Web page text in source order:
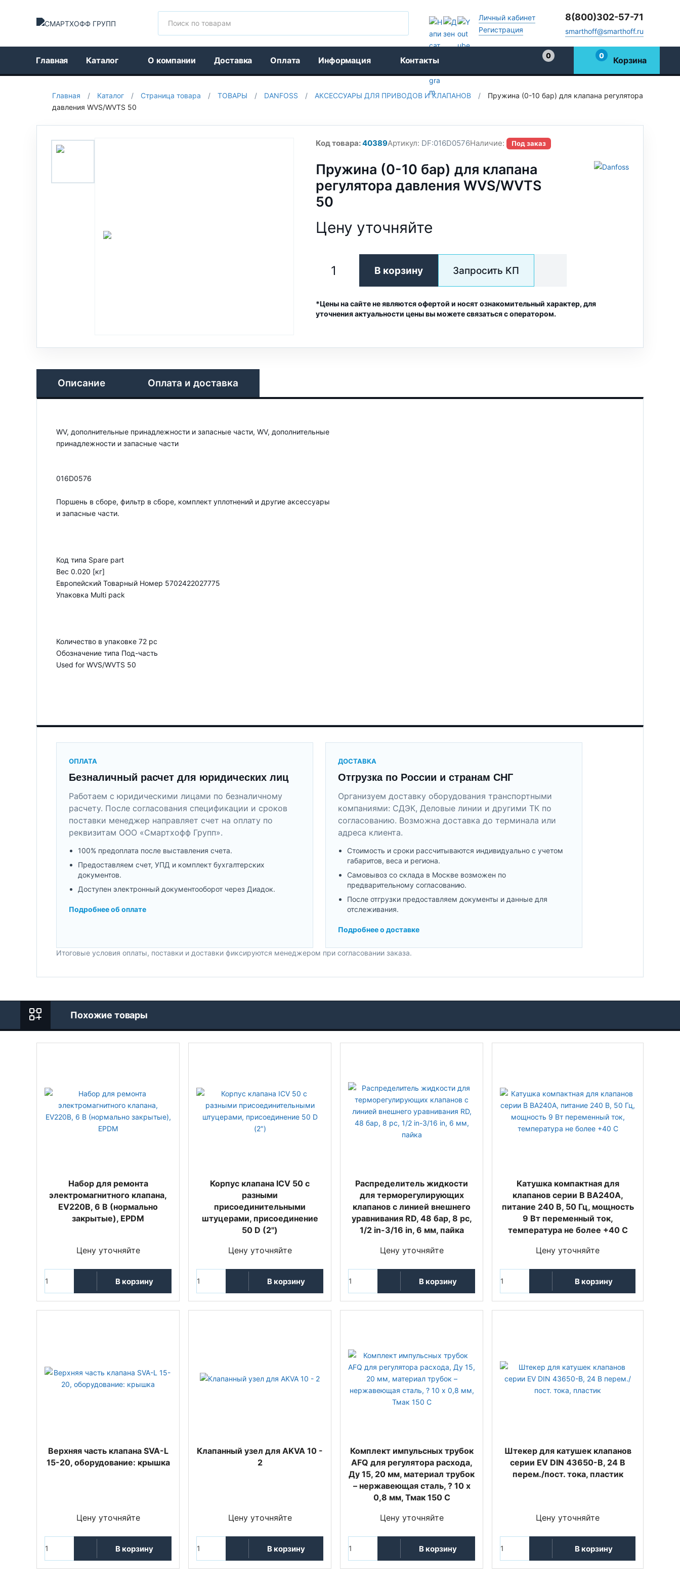
Личный кабинет
Регистрация
8(800)302-57-71
smarthoff@smarthoff.ru
Главная Каталог О компании Доставка Оплата Информация Контакты
0
0 Корзина
Главная / Каталог / Страница товара / ТОВАРЫ / DANFOSS / АКСЕССУАРЫ ДЛЯ ПРИВОДОВ И КЛАПАНОВ /
Пружина (0-10 бар) для клапана регулятора
давления WVS/WVTS 50
Код товара:40389Артикул: DF:016D0576Наличие: Под заказ
Пружина (0-10 бар) для клапана
регулятора давления WVS/WVTS
50
Цену уточняйте
В корзину Запросить КП
*Цены на сайте не являются офертой и носят ознакомительный характер, для
уточнения актуальности цены вы можете связаться с оператором.
Описание Оплата и доставка
WV, дополнительные принадлежности и запасные части, WV, дополнительные
принадлежности и запасные части
016D0576
Поршень в сборе, фильтр в сборе, комплект уплотнений и другие аксессуары
и запасные части.
Код типа Spare part
Вес 0.020 [кг]
Европейский Товарный Номер 5702422027775
Упаковка Multi pack
Количество в упаковке 72 pc
Обозначение типа Под-часть
Used for WVS/WVTS 50
ОПЛАТА
Безналичный расчет для юридических лиц
Работаем с юридическими лицами по безналичному
расчету. После согласования спецификации и сроков
поставки менеджер направляет счет на оплату по
реквизитам ООО «Смартхофф Групп».
100% предоплата после выставления счета.
Предоставляем счет, УПД и комплект бухгалтерских
документов.
Доступен электронный документооборот через Диадок.
Подробнее об оплате
ДОСТАВКА
Отгрузка по России и странам СНГ
Организуем доставку оборудования транспортными
компаниями: СДЭК, Деловые линии и другими ТК по
согласованию. Возможна доставка до терминала или
адреса клиента.
Стоимость и сроки рассчитываются индивидуально с учетом
габаритов, веса и региона.
Самовывоз со склада в Москве возможен по
предварительному согласованию.
После отгрузки предоставляем документы и данные для
отслеживания.
Подробнее о доставке
Итоговые условия оплаты, поставки и доставки фиксируются менеджером при согласовании заказа.
Похожие товары
Набор для ремонта
электромагнитного клапана,
EV220B, 6 B (нормально
закрытые), EPDM
Цену уточняйте
В корзину
Корпус клапана ICV 50 с
разными
присоединительными
штуцерами, присоединение
50 D (2")
Цену уточняйте
В корзину
Распределитель жидкости
для терморегулирующих
клапанов с линией внешнего
уравнивания RD, 48 бар, 8 pc,
1/2 in-3/16 in, 6 мм, пайка
Цену уточняйте
В корзину
Катушка компактная для
клапанов серии B BA240A,
питание 240 В, 50 Гц, мощность
9 Вт переменный ток,
температура не более +40 С
Цену уточняйте
В корзину
Верхняя часть клапана SVA-L
15-20, оборудование: крышка
Цену уточняйте
В корзину
Клапанный узел для AKVA 10 -
2
Цену уточняйте
В корзину
Комплект импульсных трубок
AFQ для регулятора расхода,
Ду 15, 20 мм, материал трубок
– нержавеющая сталь, ? 10 х
0,8 мм, Тмак 150 С
Цену уточняйте
В корзину
Штекер для катушек клапанов
серии EV DIN 43650-B, 24 В
перем./пост. тока, пластик
Цену уточняйте
В корзину